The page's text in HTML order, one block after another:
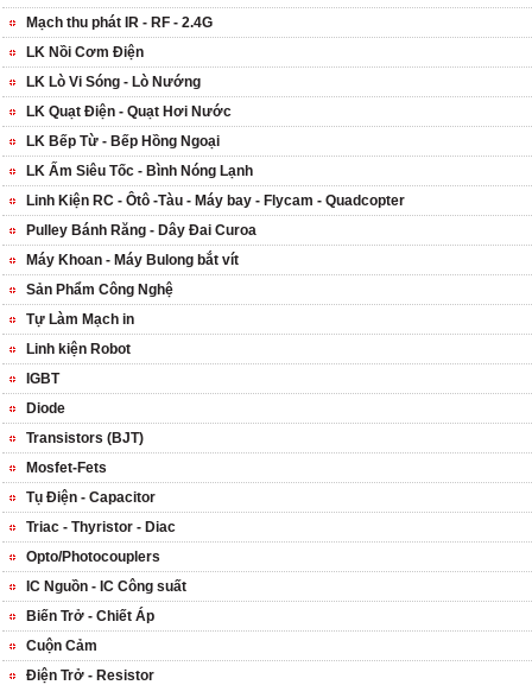
Mạch thu phát IR - RF - 2.4G
LK Nồi Cơm Điện
LK Lò Vi Sóng - Lò Nướng
LK Quạt Điện - Quạt Hơi Nước
LK Bếp Từ - Bếp Hồng Ngoại
LK Ấm Siêu Tốc - Bình Nóng Lạnh
Linh Kiện RC - Ôtô -Tàu - Máy bay - Flycam - Quadcopter
Pulley Bánh Răng - Dây Đai Curoa
Máy Khoan - Máy Bulong bắt vít
Sản Phẩm Công Nghệ
Tự Làm Mạch in
Linh kiện Robot
IGBT
Diode
Transistors (BJT)
Mosfet-Fets
Tụ Điện - Capacitor
Triac - Thyristor - Diac
Opto/Photocouplers
IC Nguồn - IC Công suất
Biến Trở - Chiết Áp
Cuộn Cảm
Điện Trở - Resistor